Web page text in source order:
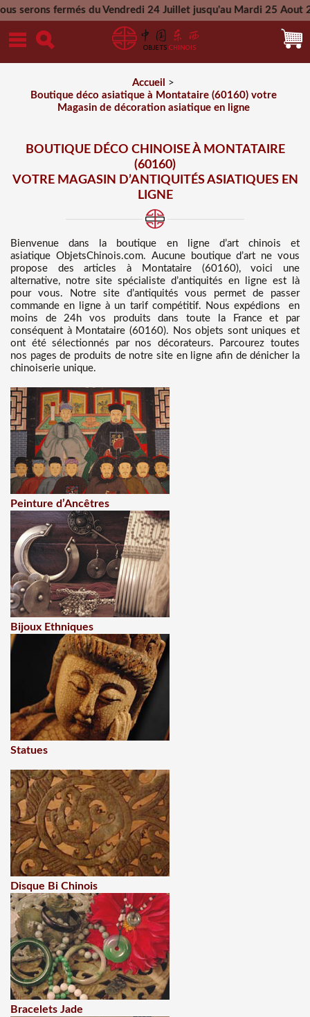
fermés du Vendredi 24 Juillet jusqu'au Mardi 25 Aout 2026 -
Mercredi 26 Aout 2026
Accueil
>
Boutique déco asiatique à Montataire (60160) votre
Magasin de décoration asiatique en ligne
BOUTIQUE DÉCO CHINOISE À MONTATAIRE
(60160)
VOTRE MAGASIN D’ANTIQUITÉS ASIATIQUES EN
LIGNE
Bienvenue dans
la boutique en ligne d’art chinois et
asiatique ObjetsChinois.com. Aucune boutique d’art ne vous
propose desarticles à Montataire (60160), voici une
alternative, notre site spécialiste d’antiquités en ligne est là
pour vous. Notre site d’antiquités vous permet de passer
commande en ligne à un tarif compétitif. Nous expédions en
moins de 24h vos produits dans toute la France et par
conséquent à Montataire (60160). Nos objets sont uniques et
ont été sélectionnés par nos décorateurs. Parcourez toutes
nos pages de produits de notre site en ligne afin de dénicher la
chinoiserie unique.
Peinture d’Ancêtres
Bijoux Ethniques
Statues
Disque Bi Chinois
Bracelets Jade